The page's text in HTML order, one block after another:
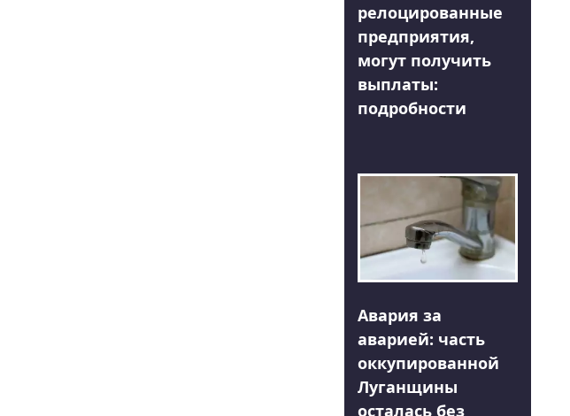
релоцированные
предприятия,
могут получить
выплаты:
подробности
Авария за
аварией: часть
оккупированной
Луганщины
осталась без